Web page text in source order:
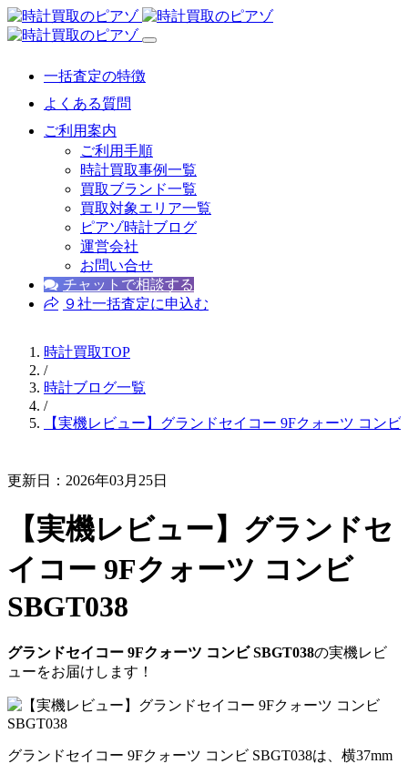
一括査定の特徴
よくある質問
ご利用案内
ご利用手順
時計買取事例一覧
買取ブランド一覧
買取対象エリア一覧
ピアゾ時計ブログ
運営会社
お問い合せ
チャットで相談する
９社一括査定に申込む
時計買取TOP
/
時計ブログ一覧
/
【実機レビュー】グランドセイコー 9Fクォーツ コンビ
更新日：2026年03月25日
【実機レビュー】グランドセ
イコー 9Fクォーツ コンビ
SBGT038
グランドセイコー 9Fクォーツ コンビ SBGT038の実機レビ
ューをお届けします！
グランドセイコー 9Fクォーツ コンビ SBGT038は、横37mm